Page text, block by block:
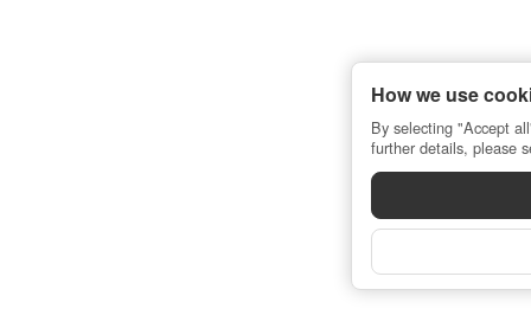
How we use
By selecting "Accept
further details, please